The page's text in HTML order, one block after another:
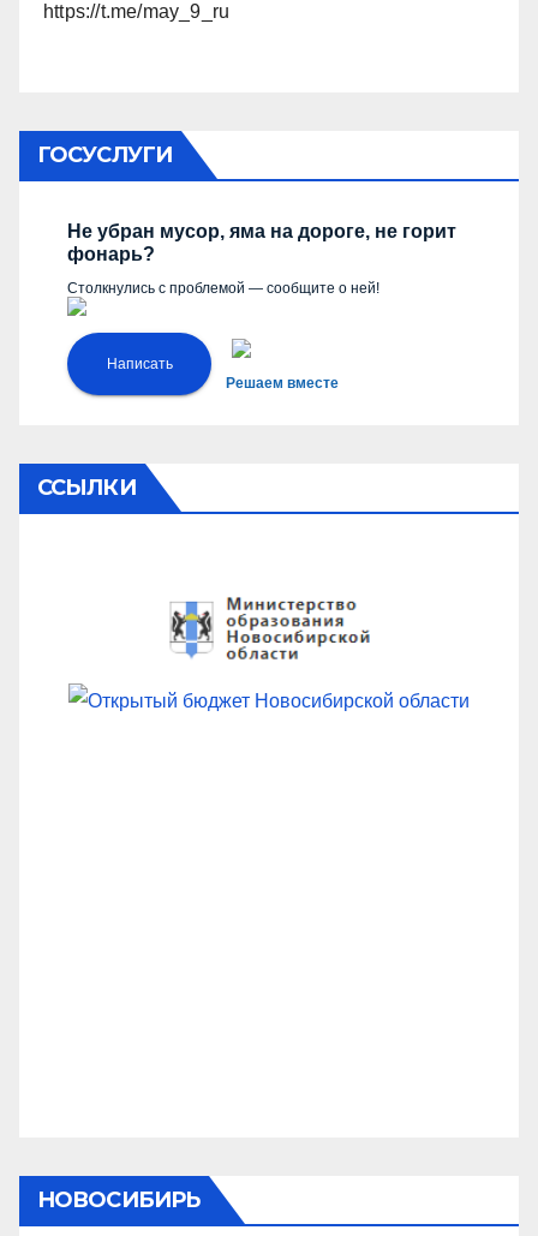
https://t.me/may_9_ru
ГОСУСЛУГИ
Не убран мусор, яма на дороге, не горит
фонарь?
Столкнулись с проблемой — сообщите о ней!
Написать
Решаем вместе
ССЫЛКИ
НОВОСИБИРЬ